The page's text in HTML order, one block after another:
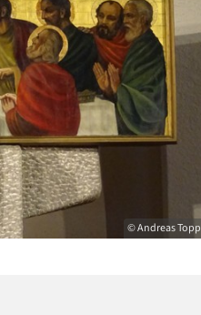
© Andreas Topp